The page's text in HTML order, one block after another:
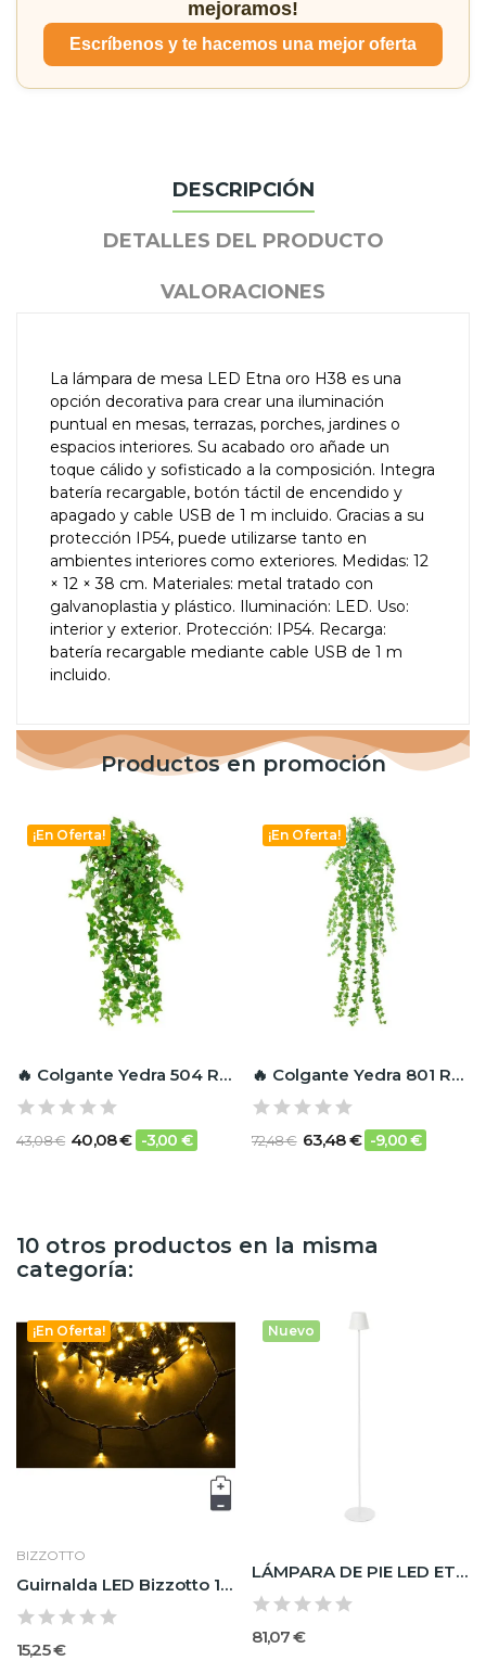
mejoramos!
Escríbenos y te hacemos una mejor oferta
DESCRIPCIÓN
DETALLES DEL PRODUCTO
VALORACIONES
La lámpara de mesa LED Etna oro H38 es una
opción decorativa para crear una iluminación
puntual en mesas, terrazas, porches, jardines o
espacios interiores. Su acabado oro añade un
toque cálido y sofisticado a la composición. Integra
batería recargable, botón táctil de encendido y
apagado y cable USB de 1 m incluido. Gracias a su
protección IP54, puede utilizarse tanto en
ambientes interiores como exteriores. Medidas: 12
× 12 × 38 cm. Materiales: metal tratado con
galvanoplastia y plástico. Iluminación: LED. Uso:
interior y exterior. Protección: IP54. Recarga:
batería recargable mediante cable USB de 1 m
incluido.
Productos en promoción
¡En Oferta!
🔥 Colgante Yedra 504 RF Ignífugo
43,08 € 40,08 € -3,00 €
¡En Oferta!
🔥 Colgante Yedra 801 RF Ignífugo
72,48 € 63,48 € -9,00 €
10 otros productos en la misma
categoría:
¡En Oferta!
BIZZOTTO
Guirnalda LED Bizzotto 180 Luces Cálidas 8,95m...
15,25 €
Nuevo
LÁMPARA DE PIE LED ETNA BLANCO H115
81,07 €